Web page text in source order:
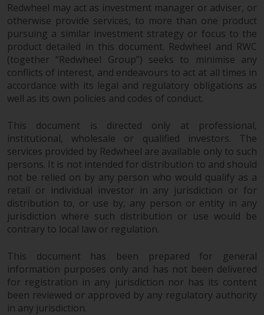
Redwheel may act as investment manager or adviser, or
otherwise provide services, to more than one product
pursuing a similar investment strategy or focus to the
product detailed in this document. Redwheel and RWC
(together “Redwheel Group”) seeks to minimise any
conflicts of interest, and endeavours to act at all times in
accordance with its legal and regulatory obligations as
well as its own policies and codes of conduct.
This document is directed only at professional,
institutional, wholesale or qualified investors. The
services provided by Redwheel are available only to such
persons. It is not intended for distribution to and should
not be relied on by any person who would qualify as a
retail or individual investor in any jurisdiction or for
distribution to, or use by, any person or entity in any
jurisdiction where such distribution or use would be
contrary to local law or regulation.
This document has been prepared for general
information purposes only and has not been delivered
for registration in any jurisdiction nor has its content
been reviewed or approved by any regulatory authority
in any jurisdiction.